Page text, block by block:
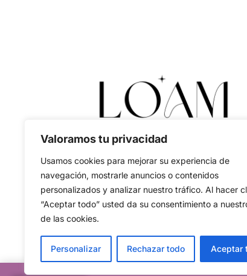
Valoramos tu privacidad
Usamos cookies para mejorar su experiencia de
navegación, mostrarle anuncios o contenidos
personalizados y analizar nuestro tráfico. Al hacer
“Aceptar todo” usted da su consentimiento a
de las cookies.
Personalizar Rechazar todo Aceptar